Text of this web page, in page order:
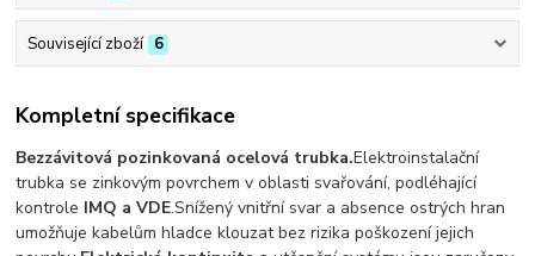
Související zboží 6
Kompletní specifikace
Bezzávitová pozinkovaná ocelová trubka.Elektroinstalační
trubka se zinkovým povrchem v oblasti svařování, podléhající
kontrole IMQ a VDE.Snížený vnitřní svar a absence ostrých hran
umožňuje kabelům hladce klouzat bez rizika poškození jejich